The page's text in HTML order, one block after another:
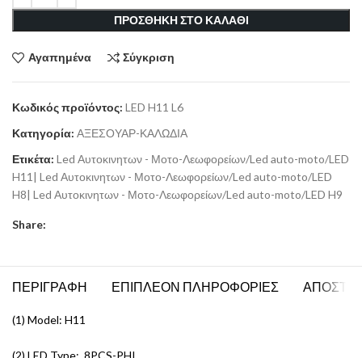
ΠΡΟΣΘΗΚΗ ΣΤΟ ΚΑΛΑΘΙ
Αγαπημένα Σύγκριση
Κωδικός προϊόντος: LED H11 L6
Κατηγορία: ΑΞΕΣΟΥΑΡ-ΚΑΛΩΔΙΑ
Ετικέτα: Led Αυτοκινητων - Μοτο-Λεωφορείων/Led auto-moto/LED
H11| Led Αυτοκινητων - Μοτο-Λεωφορείων/Led auto-moto/LED
H8| Led Αυτοκινητων - Μοτο-Λεωφορείων/Led auto-moto/LED H9
Share:
ΠΕΡΙΓΡΑΦΗ ΕΠΙΠΛΕΟΝ ΠΛΗΡΟΦΟΡΙΕΣ
(1) Model: H11
(2) LED Type: 8PCS-PHI